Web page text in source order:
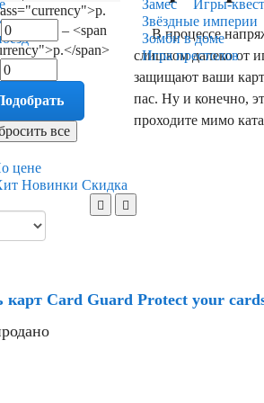
Игры-
Замес
Звёздные империи
Зомби в доме
Игра престолов
– <span
span>
В процессе
слишком далеко от
защищают ваши
пас. Ну и конечно,
проходите мимо
цене
Новинки Скидка
карт Card Guard Protect your